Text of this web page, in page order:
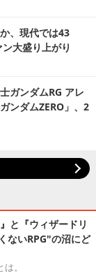
、現代では43
大盛り上がり
ガンダムRG アレ
ンダムZERO」、2
と『ウィザードリ
ないRPG"の沼にど
。